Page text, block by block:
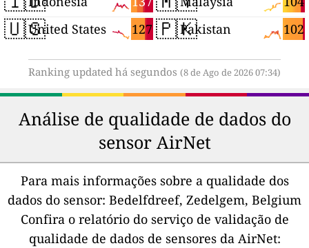
🇺🇸 127
United States 🇵🇰 102
Pakistan
Ranking updated há segundos (8 de Ago de 2026 07:34)
Análise de qualidade de dados do
sensor AirNet
Para mais informações sobre a qualidade dos
dados do sensor: Bedelfdreef, Zedelgem, Belgium
Confira o relatório do serviço de validação de
qualidade de dados de sensores da AirNet: